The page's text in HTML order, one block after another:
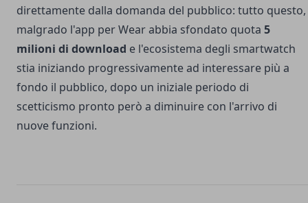
direttamente dalla domanda del pubblico: tutto questo,
malgrado l'app per Wear abbia sfondato quota 5
milioni di download e l'ecosistema degli smartwatch
stia iniziando progressivamente ad interessare più a
fondo il pubblico, dopo un iniziale periodo di
scetticismo pronto però a diminuire con l'arrivo di
nuove funzioni.